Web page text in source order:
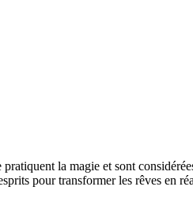
la magie et sont
pour transformer les rêves en